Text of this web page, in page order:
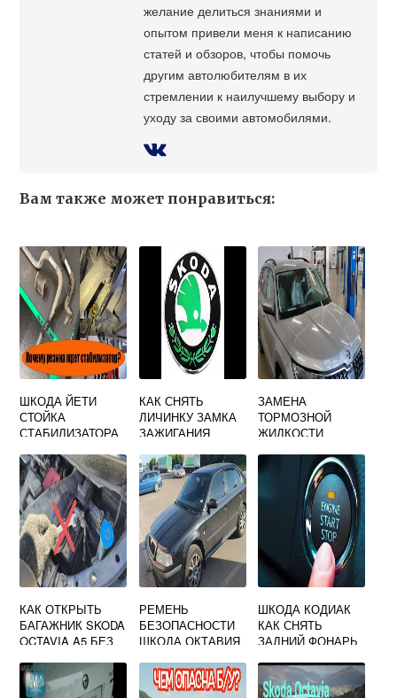
желание делиться знаниями и
опытом привели меня к написанию
статей и обзоров, чтобы помочь
другим автолюбителям в их
стремлении к наилучшему выбору и
уходу за своими автомобилями.
Вам также может понравиться:
ШКОДА ЙЕТИ
СТОЙКА
СТАБИЛИЗАТОРА
КАК СНЯТЬ
ЛИЧИНКУ ЗАМКА
ЗАЖИГАНИЯ
A5 ВИДЕО
ЗАМЕНА
ТОРМОЗНОЙ
ЖИДКОСТИ
КАК ОТКРЫТЬ
БАГАЖНИК SKODA
OCTAVIA A5 БЕЗ
РЕМЕНЬ
БЕЗОПАСНОСТИ
ШКОДА ОКТАВИЯ
ШКОДА КОДИАК
КАК СНЯТЬ
ЗАДНИЙ ФОНАРЬ